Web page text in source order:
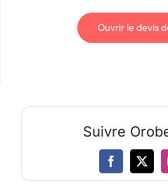
Ouvrir le devis
Suivre